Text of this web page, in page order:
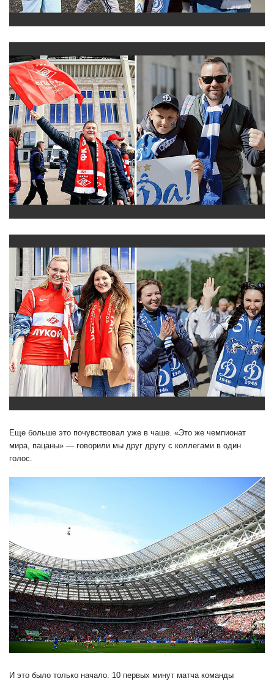
Еще больше это почувствовал уже в чаше. «Это же чемпионат
мира, пацаны» — говорили мы друг другу с коллегами в один
голос.
И это было только начало. 10 первых минут матча команды